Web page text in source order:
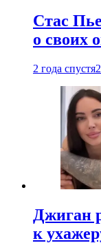
Стас
о своих
2 года спустя
Джиган
к